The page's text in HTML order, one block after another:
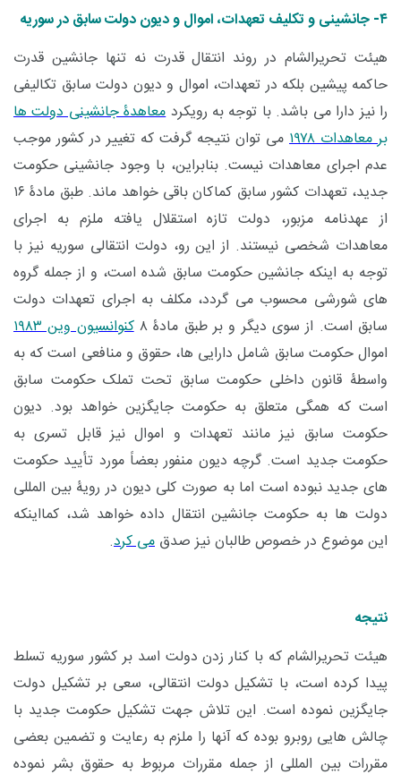
۴- جانشینی و تکلیف تعهدات، اموال و دیون دولت سابق در سوریه
هیئت تحریرالشام در روند انتقال قدرت نه تنها جانشین قدرت
حاکمه پیشین بلکه در تعهدات، اموال و دیون دولت سابق تکالیفی
را نیز دارا می باشد. با توجه به رویکردمعاهدۀ جانشینی دولت ها
بر معاهدات ۱۹۷۸
می توان نتیجه گرفت که تغییر در کشور موجب
عدم اجرای معاهدات نیست. بنابراین، با وجود جانشینی حکومت
جدید، تعهدات کشور سابق کماکان باقی خواهد ماند. طبق مادۀ ۱۶
از عهدنامه مزبور، دولت تازه استقلال یافته ملزم به اجرای
معاهدات شخصی نیستند. از این رو، دولت انتقالی سوریه نیز با
توجه به اینکه جانشین حکومت سابق شده است، و از جمله گروه
های شورشی محسوب می گردد، مکلف به اجرای تعهدات دولت
سابق است. از سوی دیگر و بر طبق مادۀ ۸
کنوانسیون وین ۱۹۸۳
اموال حکومت سابق شامل دارایی ها، حقوق و منافعی است که به
واسطۀ قانون داخلی حکومت سابق تحت تملک حکومت سابق
است که همگی متعلق به حکومت جایگزین خواهد بود. دیون
حکومت سابق نیز مانند تعهدات و اموال نیز قابل تسری به
حکومت جدید است. گرچه دیون منفور بعضاً مورد تأیید حکومت
های جدید نبوده است اما به صورت کلی دیون در رویۀ بین المللی
دولت ها به حکومت جانشین انتقال داده خواهد شد، کمااینکه
این موضوع در خصوص طالبان نیز صدق می کرد.
نتیجه
هیئت تحریرالشام که با کنار زدن دولت اسد بر کشور سوریه تسلط
پیدا کرده است، با تشکیل دولت انتقالی، سعی بر تشکیل دولت
جایگزین نموده است. این تلاش جهت تشکیل حکومت جدید با
چالش هایی روبرو بوده که آنها را ملزم به رعایت و تضمین بعضی
مقررات بین المللی از جمله مقررات مربوط به حقوق بشر نموده